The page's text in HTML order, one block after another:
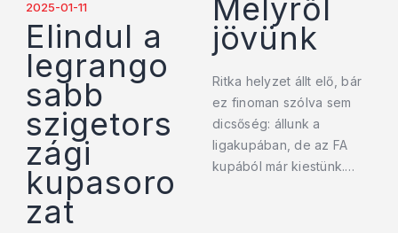
2025-01-11
Elindul a
legrango
sabb
szigetors
zági
kupasoro
zat
Mélyről
jövünk
Ritka helyzet állt elő, bár
ez finoman szólva sem
dicsőség: állunk a
ligakupában, de az FA
kupából már kiestünk.…